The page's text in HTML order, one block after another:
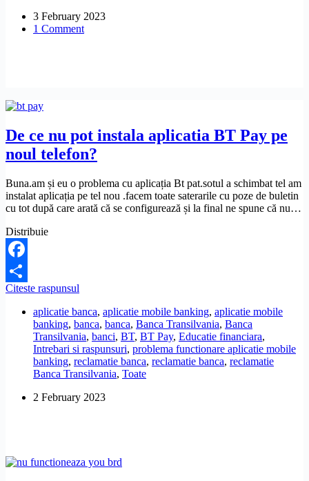
3 February 2023
1 Comment
De ce nu pot instala aplicatia BT Pay pe
noul telefon?
Buna.am și eu o problema cu aplicația Bt pat.sotul a schimbat tel am
instalat aplicația pe tel nou .facem toate saterarile cu poze de buletin
cu tot după care arată că se configurează și la final ne spune că nu…
Distribuie
Facebook
Share
Citeste raspunsul
nu
pot
instala
aplicatia
BT
Pay
noul
aplicatie banca, aplicatie mobile banking, aplicatie mobile
banking, banca, banca, Banca Transilvania, Banca
Transilvania, banci, BT, BT Pay, Educatie financiara,
Intrebari si raspunsuri, problema functionare aplicatie mobile
banking, reclamatie banca, reclamatie banca, reclamatie
Banca Transilvania, Toate
2 February 2023